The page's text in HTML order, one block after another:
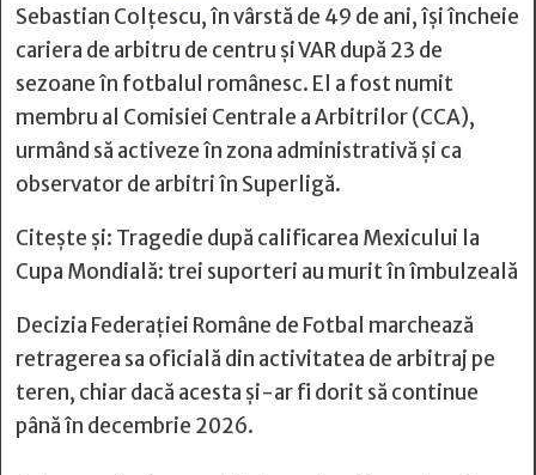
Sebastian Colțescu, în vârstă de 49 de ani, își încheie
cariera de arbitru de centru și VAR după 23 de
sezoane în fotbalul românesc. El a fost numit
membru al Comisiei Centrale a Arbitrilor (CCA),
urmând să activeze în zona administrativă și ca
observator de arbitri în Superligă.
Citește și: Tragedie după calificarea Mexicului la
Cupa Mondială: trei suporteri au murit în îmbulzeală
Decizia Federației Române de Fotbal marchează
retragerea sa oficială din activitatea de arbitraj pe
teren, chiar dacă acesta și-ar fi dorit să continue
până în decembrie 2026.